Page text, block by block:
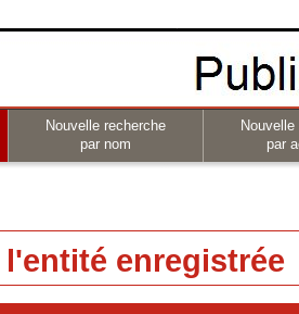
Nouvelle recherche
par nom
par
l'entité enregistrée